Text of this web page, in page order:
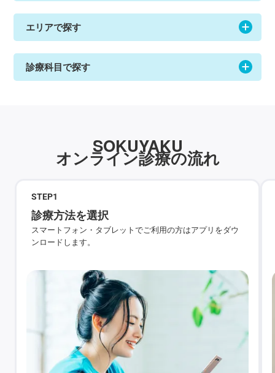
エリアで探す
診療科目で探す
SOKUYAKU
オンライン診療の流れ
STEP1
診療方法を選択
スマートフォン・タブレットでご利用の方はアプリをダウ
ンロードします。